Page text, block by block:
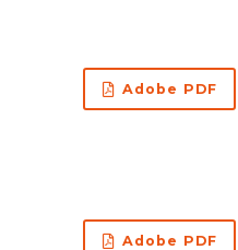
Adobe PDF
Adobe PDF